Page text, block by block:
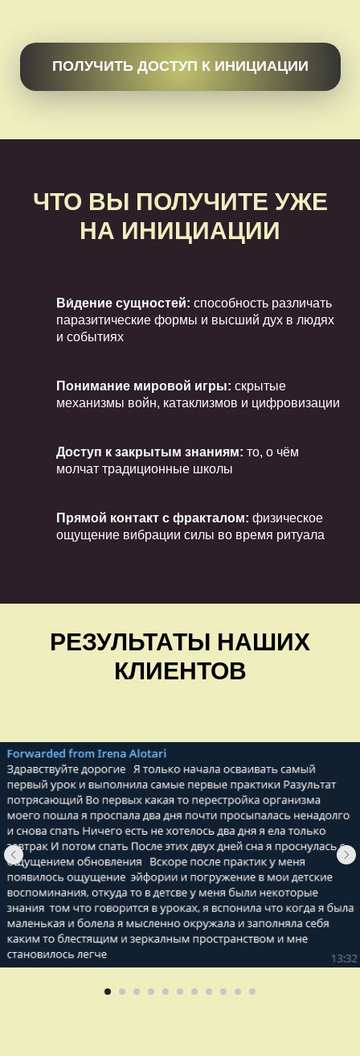
ПОЛУЧИТЬ ДОСТУП К ИНИЦИАЦИИ
ЧТО ВЫ ПОЛУЧИТЕ УЖЕ
НА ИНИЦИАЦИИ
Ви́дение сущностей: способность различать
паразитические формы и высший дух в людях
и событиях
Понимание мировой игры: скрытые
механизмы войн, катаклизмов и цифровизации
Доступ к закрытым знаниям: то, о чём
молчат традиционные школы
Прямой контакт с фракталом: физическое
ощущение вибрации силы во время ритуала
РЕЗУЛЬТАТЫ НАШИХ
КЛИЕНТОВ